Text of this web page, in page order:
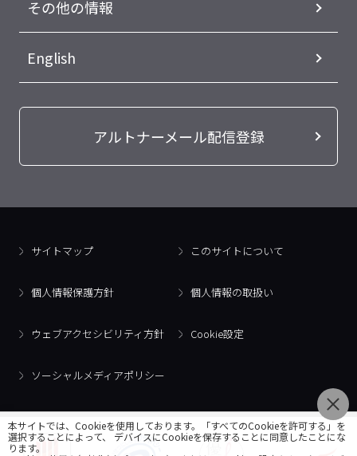
その他の情報
English
アルトナーメール配信登録
サイトマップ このサイトについて
個人情報保護方針 個人情報の取扱い
ウェブアクセシビリティ方針 Cookie設定
ソーシャルメディアポリシー
本サイトでは、Cookieを使用しております。「すべてのCookieを許可する」を
選択することによって、 デバイスにCookieを保存することに同意したことにな
ります。